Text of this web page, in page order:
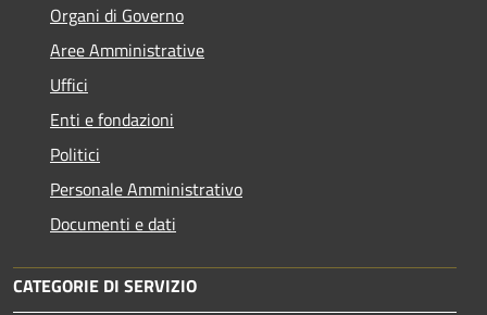
Organi di Governo
Aree Amministrative
Uffici
Enti e fondazioni
Politici
Personale Amministrativo
Documenti e dati
CATEGORIE DI SERVIZIO